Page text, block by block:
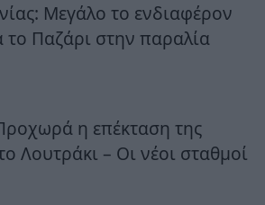
Μεγάλο το ενδιαφέρον
το Παζάρι στην παραλία
η επέκταση της
Λουτράκι – Οι νέοι σταθμοί